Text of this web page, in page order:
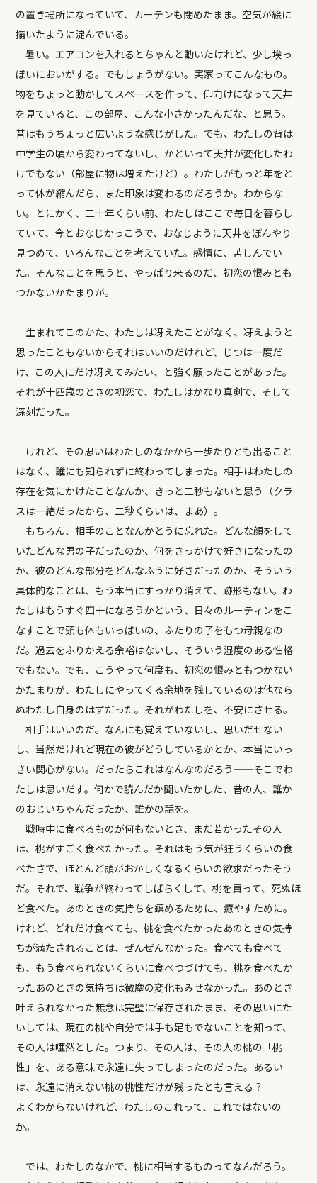
の置き場所になっていて、カーテンも閉めたまま。空気が絵に
描いたように淀んでいる。
暑い。エアコンを入れるとちゃんと動いたけれど、少し埃っ
ぽいにおいがする。でもしょうがない。実家ってこんなもの。
物をちょっと動かしてスペースを作って、仰向けになって天井
を見ていると、この部屋、こんな小さかったんだな、と思う。
昔はもうちょっと広いような感じがした。でも、わたしの背は
中学生の頃から変わってないし、かといって天井が変化したわ
けでもない（部屋に物は増えたけど）。わたしがもっと年をと
って体が縮んだら、また印象は変わるのだろうか。わからな
い。とにかく、二十年くらい前、わたしはここで毎日を暮らし
ていて、今とおなじかっこうで、おなじように天井をぼんやり
見つめて、いろんなことを考えていた。感情に、苦しんでい
た。そんなことを思うと、やっぱり来るのだ、初恋の恨みとも
つかないかたまりが。
生まれてこのかた、わたしは冴えたことがなく、冴えようと
思ったこともないからそれはいいのだけれど、じつは一度だ
け、この人にだけ冴えてみたい、と強く願ったことがあった。
それが十四歳のときの初恋で、わたしはかなり真剣で、そして
深刻だった。
けれど、その思いはわたしのなかから一歩たりとも出ること
はなく、誰にも知られずに終わってしまった。相手はわたしの
存在を気にかけたことなんか、きっと二秒もないと思う（クラ
スは一緒だったから、二秒くらいは、まあ）。
もちろん、相手のことなんかとうに忘れた。どんな顔をして
いたどんな男の子だったのか、何をきっかけで好きになったの
か、彼のどんな部分をどんなふうに好きだったのか、そういう
具体的なことは、もう本当にすっかり消えて、跡形もない。わ
たしはもうすぐ四十になろうかという、日々のルーティンをこ
なすことで頭も体もいっぱいの、ふたりの子をもつ母親なの
だ。過去をふりかえる余裕はないし、そういう湿度のある性格
でもない。でも、こうやって何度も、初恋の恨みともつかない
かたまりが、わたしにやってくる余地を残しているのは他なら
ぬわたし自身のはずだった。それがわたしを、不安にさせる。
相手はいいのだ。なんにも覚えていないし、思いだせない
し、当然だけれど現在の彼がどうしているかとか、本当にいっ
さい関心がない。だったらこれはなんなのだろう──そこでわ
たしは思いだす。何かで読んだか聞いたかした、昔の人、誰か
のおじいちゃんだったか、誰かの話を。
戦時中に食べるものが何もないとき、まだ若かったその人
は、桃がすごく食べたかった。それはもう気が狂うくらいの食
べたさで、ほとんど頭がおかしくなるくらいの欲求だったそう
だ。それで、戦争が終わってしばらくして、桃を買って、死ぬほ
ど食べた。あのときの気持ちを鎮めるために、癒やすために。
けれど、どれだけ食べても、桃を食べたかったあのときの気持
ちが満たされることは、ぜんぜんなかった。食べても食べて
も、もう食べられないくらいに食べつづけても、桃を食べたか
ったあのときの気持ちは微塵の変化もみせなかった。あのとき
叶えられなかった無念は完璧に保存されたまま、その思いにた
いしては、現在の桃や自分では手も足もでないことを知って、
その人は唖然とした。つまり、その人は、その人の桃の「桃
性」を、ある意味で永遠に失ってしまったのだった。あるい
は、永遠に消えない桃の桃性だけが残ったとも言える？ ──
よくわからないけれど、わたしのこれって、これではないの
か。
では、わたしのなかで、桃に相当するものってなんだろう。